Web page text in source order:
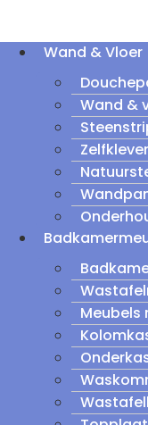
Wand & Vloer
Wand &
Meubels